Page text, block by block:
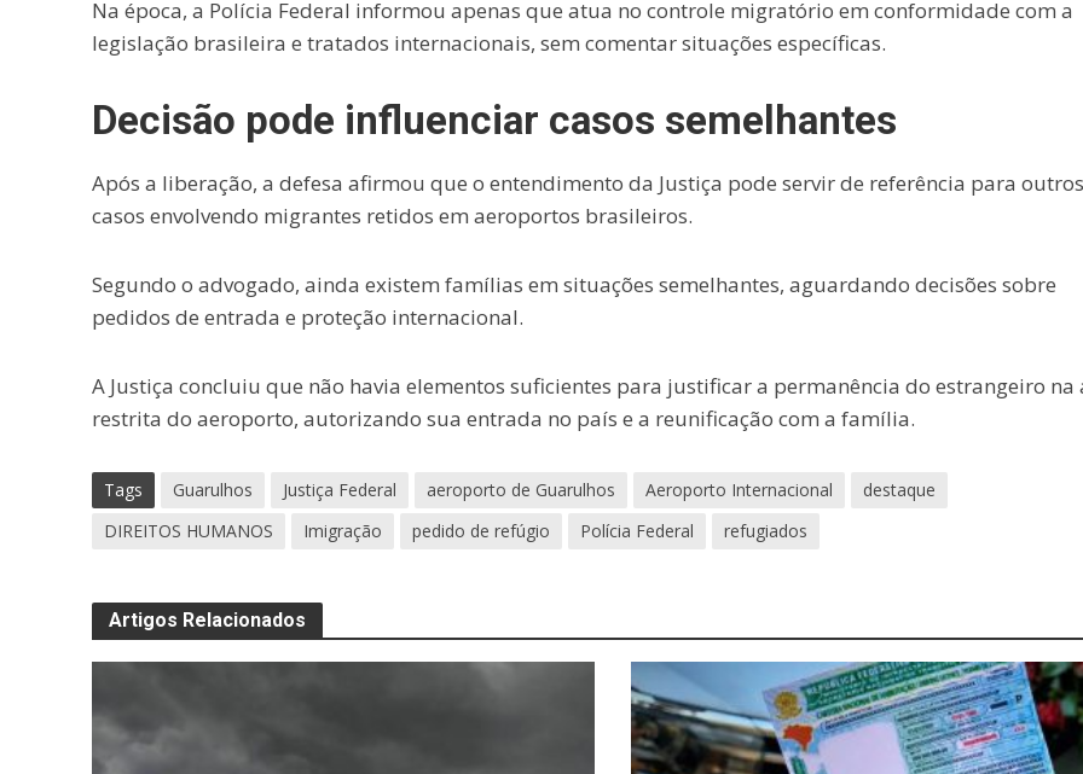
Na época, a Polícia Federal informou apenas que atua no controle migratório em conformidade com a
legislação brasileira e tratados internacionais, sem comentar situações específicas.
Decisão pode influenciar casos semelhantes
Após a liberação, a defesa afirmou que o entendimento da Justiça pode servir de referência para outros
casos envolvendo migrantes retidos em aeroportos brasileiros.
Segundo o advogado, ainda existem famílias em situações semelhantes, aguardando decisões sobre
pedidos de entrada e proteção internacional.
A Justiça concluiu que não havia elementos suficientes para justificar a permanência do estrangeiro na
restrita do aeroporto, autorizando sua entrada no país e a reunificação com a família.
Tags Guarulhos Justiça Federal aeroporto de Guarulhos Aeroporto Internacional
destaque
DIREITOS HUMANOS
Imigração pedido de refúgio Polícia Federal refugiados
Artigos Relacionados